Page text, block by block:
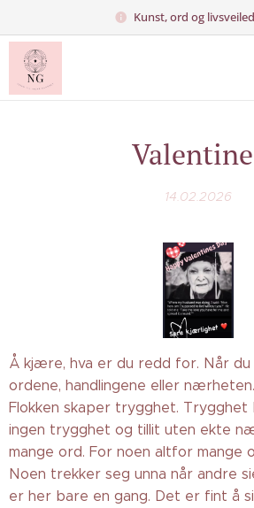
Kunst, ord og
14.02.2026
Å kjære, hva er du redd for. Når du
ordene, handlingene eller
Flokken skaper trygghet. Trygghet
ingen trygghet og tillit uten ekte
mange ord. For noen altfor mange
Noen trekker seg unna når andre
er her bare en gang. Det er fint å